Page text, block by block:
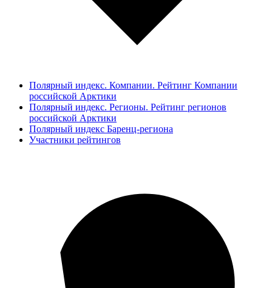
Полярный индекс. Компании. Рейтинг Компании
российской Арктики
Полярный индекс. Регионы. Рейтинг регионов
российской Арктики
Полярный индекс Баренц-региона
Участники рейтингов